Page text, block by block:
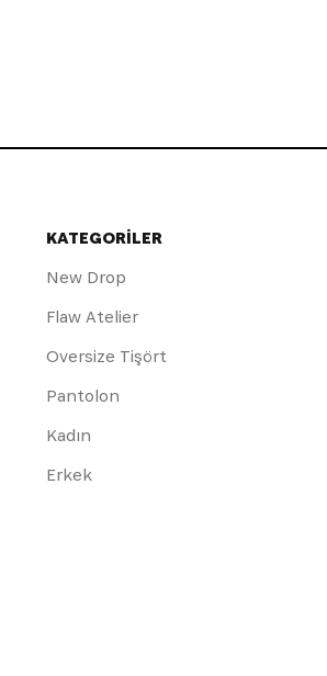
KATEGORİLER
New Drop
Flaw Atelier
Oversize Tişört
Pantolon
Kadın
Erkek